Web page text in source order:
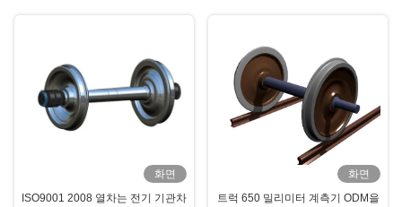
화면
ISO9001 2008 열차는 전기 기관차
화면
트럭 650 밀리미터 계측기 ODM을